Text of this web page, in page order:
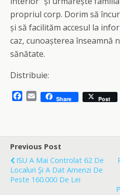
propriul corp. Dorim să
şi să facilităm accesul la
caz, cunoaşterea înseamnă
sănătate.
Distribuie:
b
o
o
k
E
l
Share Post
Previous Post
ISU A Mai Controlat 62 De
Localuri Şi A Dat Amenzi De
Peste 160.000 De Lei